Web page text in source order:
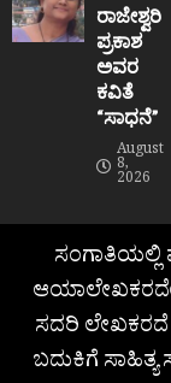
ರಾಜೇಶ್ವರಿ
ಪ್ರಕಾಶ
ಅವರ
ಕವಿತೆ
“ಸಾಧನೆ”
August
8,
2026
ಸಂಗಾತಿಯಲ್ಲಿ
ಸದರಿ ಲೇಖಕರದೆ
ಬದುಕಿಗೆ